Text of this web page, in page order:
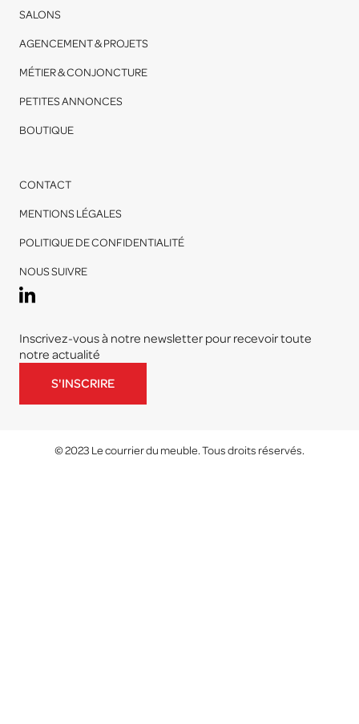
SALONS
AGENCEMENT & PROJETS
MÉTIER & CONJONCTURE
PETITES ANNONCES
BOUTIQUE
CONTACT
MENTIONS LÉGALES
POLITIQUE DE CONFIDENTIALITÉ
NOUS SUIVRE
Inscrivez-vous à notre newsletter pour recevoir toute
notre actualité
S'INSCRIRE
© 2023 Le courrier du meuble. Tous droits réservés.